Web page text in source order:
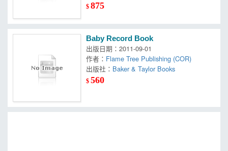
$875
Baby Record Book
出版日期：2011-09-01
作者： Flame Tree Publishing (COR)
出版社： Baker & Taylor Books
$560